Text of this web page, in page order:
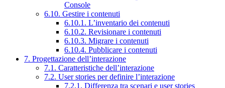
Console
6.10. Gestire i contenuti
6.10.1. L’inventario dei contenuti
6.10.2. Revisionare i contenuti
6.10.3. Migrare i contenuti
6.10.4. Pubblicare i contenuti
7. Progettazione dell’interazione
7.1. Caratteristiche dell’interazione
7.2. User stories per definire l’interazione
7.2.1. Differenza tra scenari e user stories